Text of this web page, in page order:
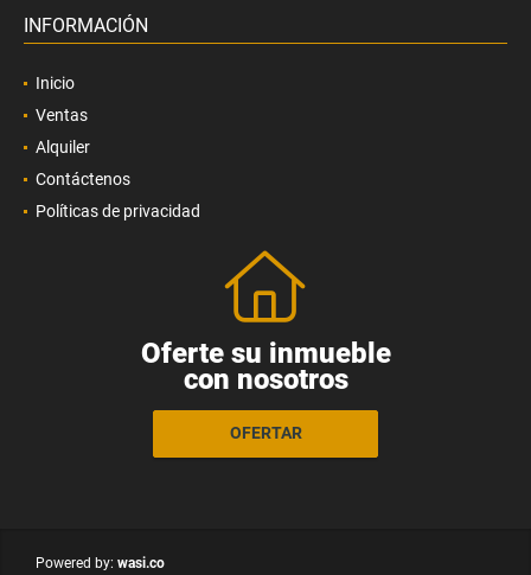
INFORMACIÓN
Inicio
Ventas
Alquiler
Contáctenos
Políticas de privacidad
Oferte su inmueble
con nosotros
OFERTAR
Powered by: wasi.co